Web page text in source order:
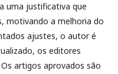
uma justificativa que
motivando a melhoria do
ajustes, o autor é
os editores
artigos aprovados são